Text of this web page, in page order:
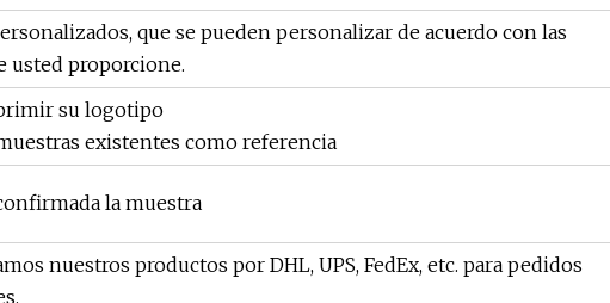
que se pueden personalizar de acuerdo con las
usted proporcione.
su logotipo
existentes como referencia
la muestra
nuestros productos por DHL, UPS, FedEx, etc. para pedidos